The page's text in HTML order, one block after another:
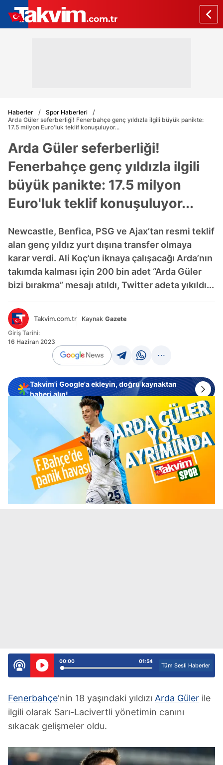
Haberler
Spor Haberleri
Arda Güler seferberliği! Fenerbahçe genç yıldızla ilgili büyük panikte:
17.5 milyon Euro'luk teklif konuşuluyor...
Arda Güler seferberliği!
Fenerbahçe genç yıldızla ilgili
büyük panikte: 17.5 milyon
Euro'luk teklif konuşuluyor...
Newcastle, Benfica, PSG ve Ajax’tan resmi teklif
alan genç yıldız yurt dışına transfer olmaya
karar verdi. Ali Koç’un iknaya çalışacağı Arda’nın
takımda kalması için 200 bin adet “Arda Güler
bizi bırakma” mesajı atıldı, Twitter adeta yıkıldı...
Takvim.com.tr Kaynak Gazete
Giriş Tarihi:
16 Haziran 2023
Takvim'i Google'a ekleyin, doğru kaynaktan
haberi alın!
01:54
00:00
Tüm Sesli Haberler
Fenerbahçe'nin 18 yaşındaki yıldızı Arda Güler ile
ilgili olarak Sarı-Lacivertli yönetimin canını
sıkacak gelişmeler oldu.